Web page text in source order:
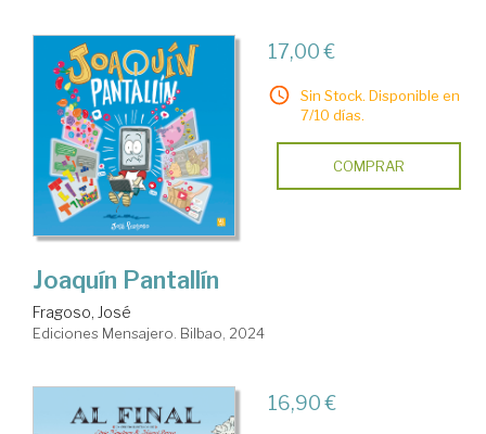
17,00 €
Sin Stock. Disponible en
7/10 días.
COMPRAR
Joaquín Pantallín
Fragoso, José
Ediciones Mensajero. Bilbao, 2024
16,90 €